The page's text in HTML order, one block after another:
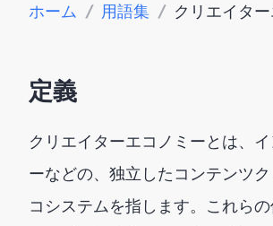
ホーム / 用語集 / クリエイタ
定義
クリエイターエコノミーとは、
ーなどの、独立したコンテンツ
コシステムを指します。これら